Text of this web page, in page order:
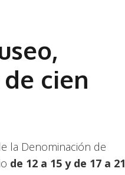
cien
la Denominación de
de 12 a 15 y de 17 a 21